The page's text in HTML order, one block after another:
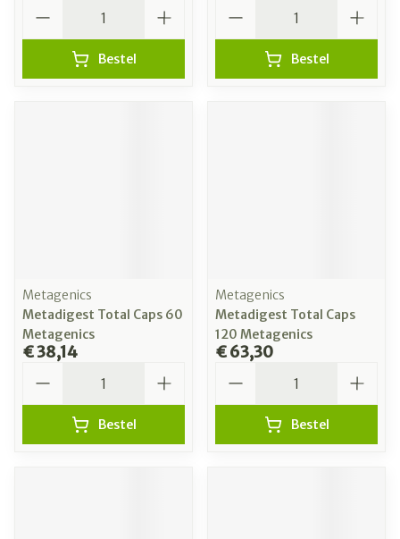
Bestel Bestel
Metagenics
Metadigest Total Caps 60
Metagenics
€ 38,14
Bestel
Metagenics
Metadigest Total Caps
120 Metagenics
€ 63,30
Bestel